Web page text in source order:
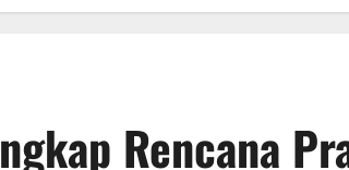
Rencana